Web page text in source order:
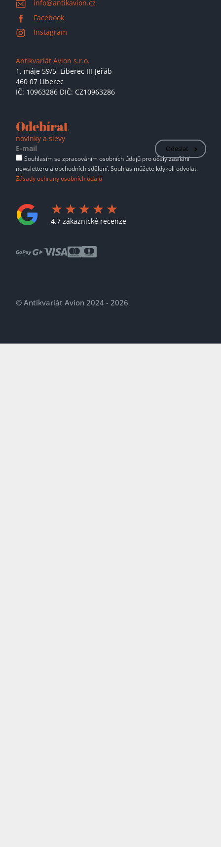
info@antikavion.cz
Facebook
Instagram
Antikvariát Avion s.r.o.
1. máje 59/5, Liberec III-Jeřáb
460 07 Liberec
IČ: 10963286 DIČ: CZ10963286
Odebírat
novinky a slevy
Odeslat
Souhlasím se zpracováním osobních údajů pro účely zasílání
newsletteru a obchodních sdělení. Souhlas můžete kdykoli odvolat.
Zásady ochrany osobních údajů
4.7 zákaznické recenze
© Antikvariát Avion 2024 - 2026